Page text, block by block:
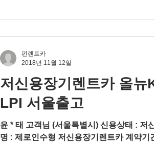
저신용장기렌트카 올뉴
LPI 서울출고
윤 * 태 고객님 (서울특별시) 신용상태 : 저신용 (8등급)
명 : 제로인수형 저신용장기렌트카 계약기
펀렌트카
2018년 11월 12일